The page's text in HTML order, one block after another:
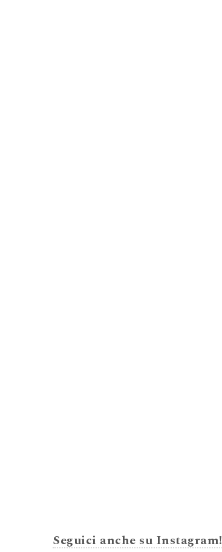
Seguici anche su Instagram!